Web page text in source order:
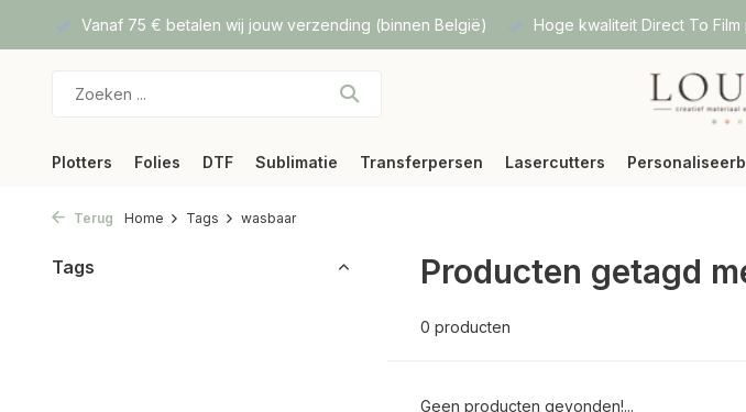
Vanaf 75 € betalen wij jouw verzending (binnen België) Hoge kwaliteit Direct To Film
Plotters Folies DTF Sublimatie Transferpersen Lasercutters
Terug Home Tags wasbaar
Tags Producten getagd
0 producten
Geen producten gevonden!...